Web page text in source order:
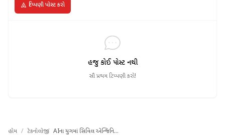
ટિપ્પણી પોસ્ટ કરો
હજુ કોઈ પોસ્ટ નથી
સૌ પ્રથમ ટિપ્પણી કરો!
હોમ / ટેકનોલોજી / AIના યુગમાં સિવિલ એન્જિનિ...